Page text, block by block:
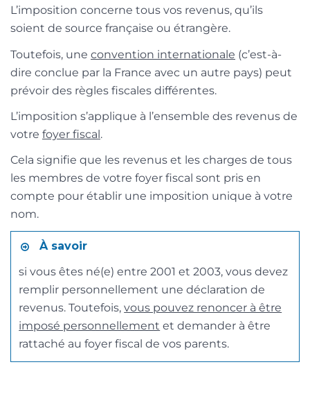
L’imposition concerne tous vos revenus, qu’ils
soient de source française ou étrangère.
Toutefois, une convention internationale (c’est-à-
dire conclue par la France avec un autre pays) peut
prévoir des règles fiscales différentes.
L’imposition s’applique à l’ensemble des revenus de
votre foyer fiscal.
Cela signifie que les revenus et les charges de tous
les membres de votre foyer fiscal sont pris en
compte pour établir une imposition unique à votre
nom.
À savoir
si vous êtes né(e) entre 2001 et 2003, vous devez
remplir personnellement une déclaration de
revenus. Toutefois,vous pouvez renoncer à être
imposé personnellement et demander à être
rattaché au foyer fiscal de vos parents.